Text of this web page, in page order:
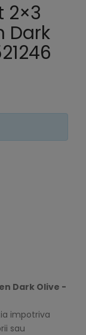
2×3
Dark
Dark Olive -
impotriva
sau